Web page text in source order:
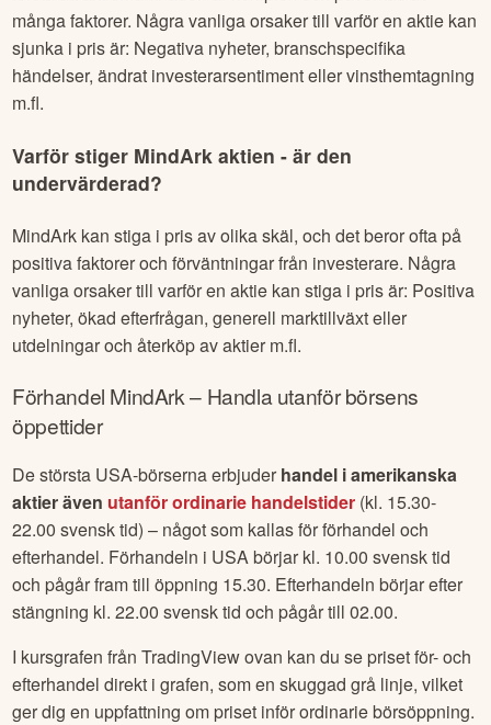
många faktorer. Några vanliga orsaker till varför en aktie kan
sjunka i pris är: Negativa nyheter, branschspecifika
händelser, ändrat investerarsentiment eller vinsthemtagning
m.fl.
Varför stiger MindArk aktien - är den
undervärderad?
MindArk kan stiga i pris av olika skäl, och det beror ofta på
positiva faktorer och förväntningar från investerare. Några
vanliga orsaker till varför en aktie kan stiga i pris är: Positiva
nyheter, ökad efterfrågan, generell marktillväxt eller
utdelningar och återköp av aktier m.fl.
Förhandel MindArk– Handla utanför börsens
öppettider
De största USA-börserna erbjuder handel i amerikanska
aktier även utanför ordinarie handelstider (kl. 15.30-
22.00 svensk tid) – något som kallas för förhandel och
efterhandel. Förhandeln i USA börjar kl. 10.00 svensk tid
och pågår fram till öppning 15.30. Efterhandeln börjar efter
stängning kl. 22.00 svensk tid och pågår till 02.00.
I kursgrafen från TradingView ovan kan du se priset för- och
efterhandel direkt i grafen, som en skuggad grå linje, vilket
ger dig en uppfattning om priset inför ordinarie börsöppning.